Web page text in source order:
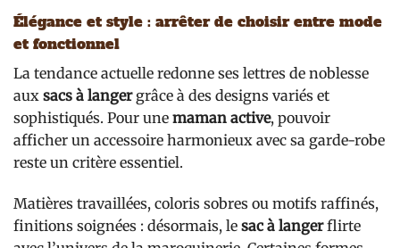
Élégance et style : arrêter de choisir entre mode
et fonctionnel
La tendance actuelle redonne ses lettres de noblesse
aux sacs à langergrâce à des designs variés et
sophistiqués. Pour une maman active, pouvoir
afficher un accessoire harmonieux avec sa garde-robe
reste un critère essentiel.
Matières travaillées, coloris sobres ou motifs raffinés,
finitions soignées : désormais, le sac à langerflirte